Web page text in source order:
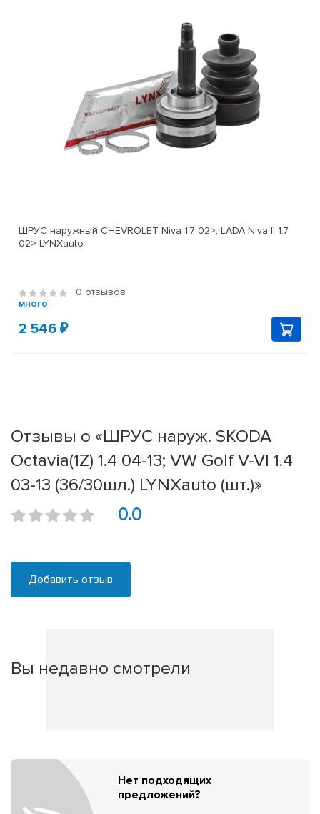
ШРУС наружный CHEVROLET Niva 1.7 02>, LADA Niva II 1.7
02> LYNXauto
0 отзывов
много
2 546 ₽
Отзывы о «ШРУС наруж. SKODA
Octavia(1Z) 1.4 04-13; VW Golf V-VI 1.4
03-13 (36/30шл.) LYNXauto (шт.)»
0.0
Добавить отзыв
Вы недавно смотрели
Нет подходящих
предложений?